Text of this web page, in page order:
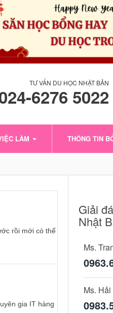
TƯ VẤN DU HỌC NHẬT BẢN
6276 5022
LÀM THÔNG TIN
rồi mới có thể
gia IT hàng
Giải
Nhật
Ms.
Ms. Hải